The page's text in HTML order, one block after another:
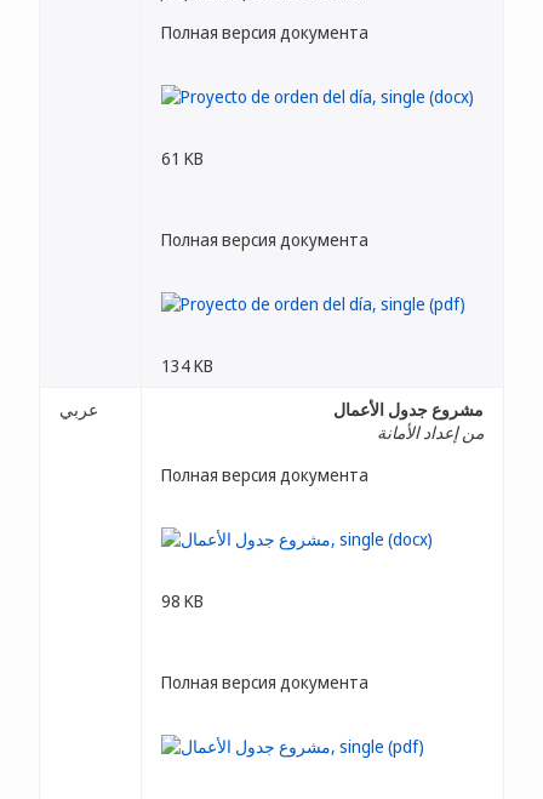
Полная версия документа
61 KB
Полная версия документа
134 KB
عربي
مشروع جدول الأعمال
من إعداد الأمانة
Полная версия документа
98 KB
Полная версия документа